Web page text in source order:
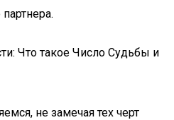
Что такое Число Судьбы и
не замечая тех черт